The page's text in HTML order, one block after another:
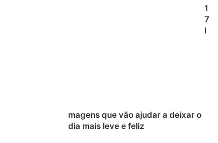
1
7
I
magens que vão ajudar a deixar o
dia mais leve e feliz